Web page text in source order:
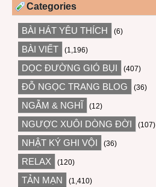
Categories
BÀI HÁT YÊU THÍCH (6)
BÀI VIẾT (1,196)
DỌC ĐƯỜNG GIÓ BỤI (407)
ĐỖ NGỌC TRANG BLOG (36)
NGẪM & NGHĨ (12)
NGƯỢC XUÔI DÒNG ĐỜI (107)
NHẬT KÝ GHI VỘI (36)
RELAX (120)
TẢN MẠN (1,410)